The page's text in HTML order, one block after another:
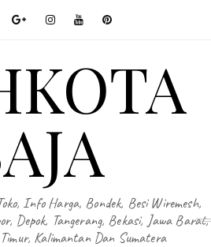
Info Harga, Bondek, Besi Wiremesh,
Depok, Tangerang, Bekasi, Jawa Barat,
Kalimantan Dan Sumatera